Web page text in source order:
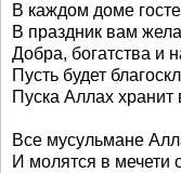
В каждом доме
В праздник вам
Добра, богатства и
Пусть будет
Пуска Аллах хранит
Все мусульмане
И молятся в мечети